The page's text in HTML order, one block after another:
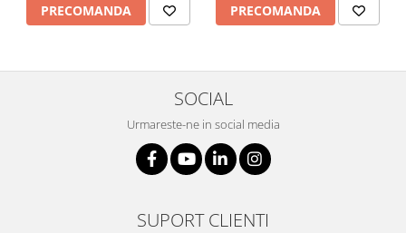
PRECOMANDA PRECOMANDA
SOCIAL
Urmareste-ne in social media
SUPORT CLIENTI